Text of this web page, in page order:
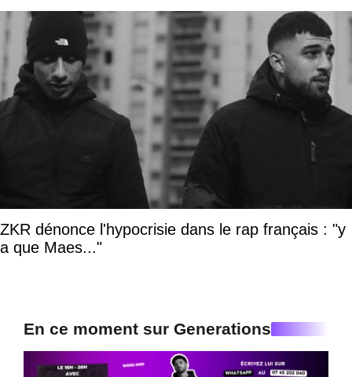
ZKR dénonce l'hypocrisie dans le rap français : "y
a que Maes..."
En ce moment sur Generations